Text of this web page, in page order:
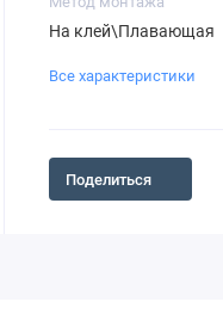
На клей\Плавающая
Все характеристики
Поделиться